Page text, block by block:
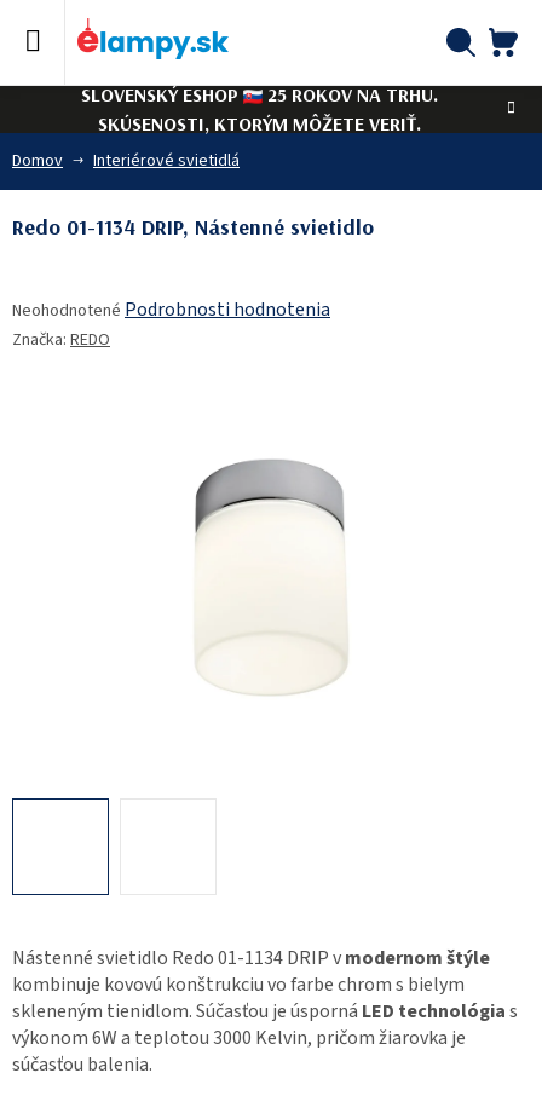
SLOVENSKÝ ESHOP
25 ROKOV NA TRHU.
SKÚSENOSTI, KTORÝM MÔŽETE VERIŤ.
Domov Interiérové svietidlá
Nástenné svietidlo Redo 01-1134 DRIP vmodernom štýle
kombinuje kovovú konštrukciu vo farbe chrom s bielym
skleneným tienidlom. Súčasťou je úsporná LED technológias
výkonom 6W a teplotou 3000 Kelvin, pričom žiarovka je
súčasťou balenia.
Redo 01-1134 DRIP, Nástenné svietidlo
hodnotenie
produktu
Neohodnotené Podrobnosti hodnotenia
Značka: REDO